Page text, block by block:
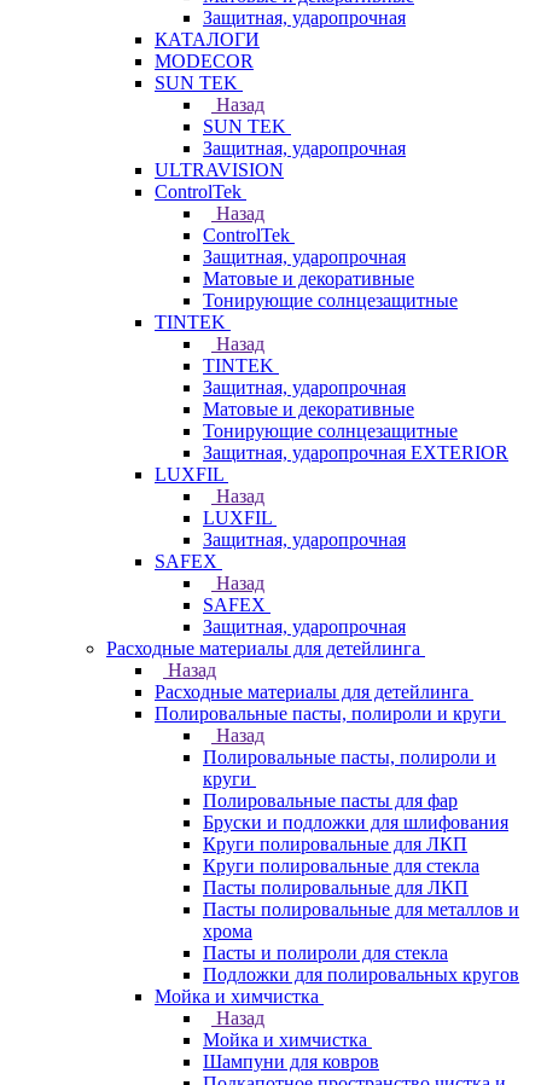
Защитная, ударопрочная
КАТАЛОГИ
MODECOR
SUN TEK
Назад
SUN TEK
Защитная, ударопрочная
ULTRAVISION
ControlTek
Назад
ControlTek
Защитная, ударопрочная
Матовые и декоративные
Тонирующие солнцезащитные
TINTEK
Назад
TINTEK
Защитная, ударопрочная
Матовые и декоративные
Тонирующие солнцезащитные
Защитная, ударопрочная EXTERIOR
LUXFIL
Назад
LUXFIL
Защитная, ударопрочная
SAFEX
Назад
SAFEX
Защитная, ударопрочная
Расходные материалы для детейлинга
Назад
Расходные материалы для детейлинга
Полировальные пасты, полироли и круги
Назад
Полировальные пасты, полироли и
круги
Полировальные пасты для фар
Бруски и подложки для шлифования
Круги полировальные для ЛКП
Круги полировальные для стекла
Пасты полировальные для ЛКП
Пасты полировальные для металлов и
хрома
Пасты и полироли для стекла
Подложки для полировальных кругов
Мойка и химчистка
Назад
Мойка и химчистка
Шампуни для ковров